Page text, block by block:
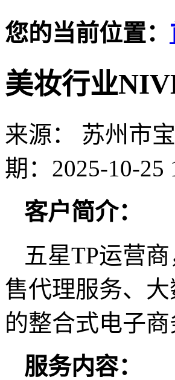
您的当前位置：
美妆行业
来源： 苏州市
期：2025-10-25
客户简介：
五星TP运营
售代理服务、
的整合式电子
服务内容：